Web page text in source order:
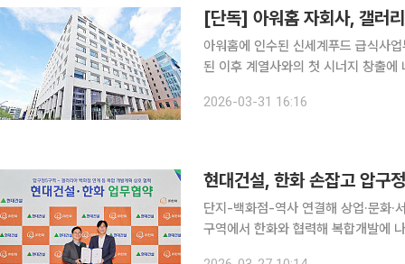
아워홈에 인수된 신세계푸드 급식사
된 이후 계열사와의 첫 시너지 창출에
4월 압구정 갤러리아백화점 명품관에
2026-03-31 16:16
현대건설, 한화 손잡고 압구
단지-백화점-역사 연결해 상업·문화·서비스 결합 현대건설이 압구정 재건축 핵심 사업지인 압구정5
구역에서 한화와 협력해 복합개발에